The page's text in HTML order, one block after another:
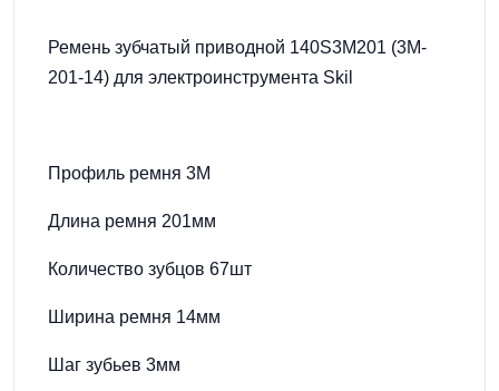
Ремень зубчатый приводной 140S3M201 (3M-
201-14) для электроинструмента Skil
Профиль ремня 3M
Длина ремня 201мм
Количество зубцов 67шт
Ширина ремня 14мм
Шаг зубьев 3мм